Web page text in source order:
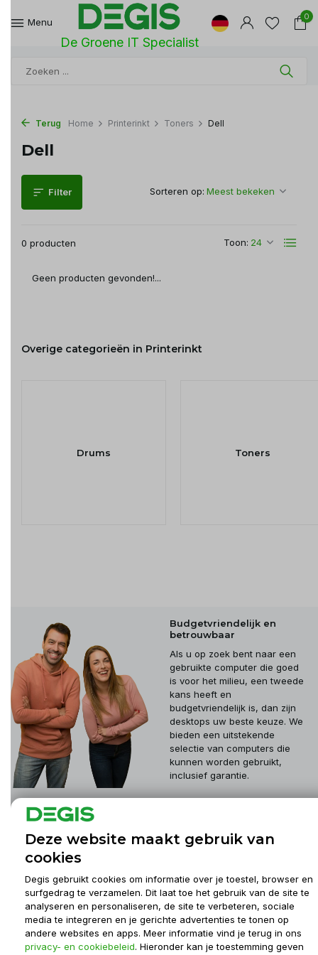
Menu
De Groene IT Specialist
0
Terug Home Printerinkt Toners Dell
Dell
Filter
0 producten Toon:
Sorteren op:
Geen producten gevonden!...
Overige categorieën in Printerinkt
Drums Toners
Budgetvriendelijk en
betrouwbaar
Als u op zoek bent naar een
gebruikte computer die goed
is voor het milieu, een tweede
kans heeft en
budgetvriendelijk is, dan zijn
desktops uw beste keuze. We
bieden een uitstekende
selectie van computers die
kunnen worden gebruikt,
inclusief garantie.
Klantenservice
Informatie
Deze website maakt gebruik van
cookies
Degis gebruikt cookies om informatie over je toestel, browser en
surfgedrag te verzamelen. Dit laat toe het gebruik van de site te
analyseren en personaliseren, de site te verbeteren, sociale
media te integreren en je gerichte advertenties te tonen op
andere websites en apps. Meer informatie vind je terug in ons
privacy- en cookiebeleid. Hieronder kan je toestemming geven